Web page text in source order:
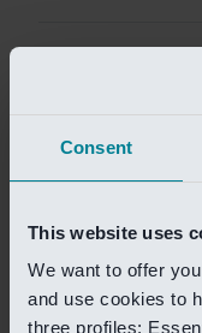
Consent
This website uses
We want to offer
and use cookies to
three profiles:
Investment Banking
Van Lanschot
Helaas is